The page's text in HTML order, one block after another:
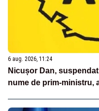
6 aug. 2026, 11:24
Nicușor Dan,
nume de prim-ministru,